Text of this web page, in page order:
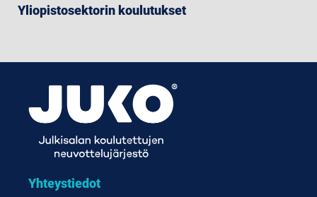
Yliopistosektorin koulutukset
Yhteystiedot